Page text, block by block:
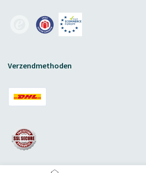
Verzendmethoden